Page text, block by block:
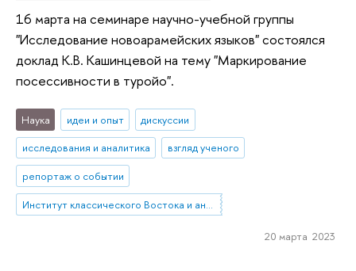
16 марта на семинаре научно-учебной группы
"Исследование новоарамейских языков" состоялся
доклад К.В. Кашинцевой на тему "Маркирование
посессивности в туройо".
Наука идеи и опыт
дискуссии
исследования и аналитика
взгляд ученого
репортаж о событии
Институт классического Востока и античности
20 марта 2023